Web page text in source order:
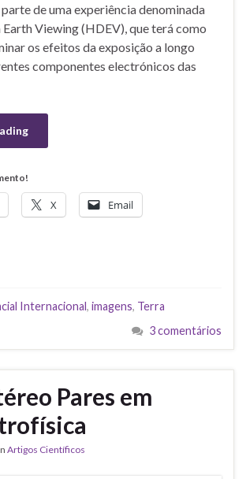
de uma experiência denominada
Viewing (HDEV), que terá como
os efeitos da exposição a longo
componentes electrónicos das
X Email
Internacional, imagens, Terra
3 comentários
Pares em
Artigos Científicos